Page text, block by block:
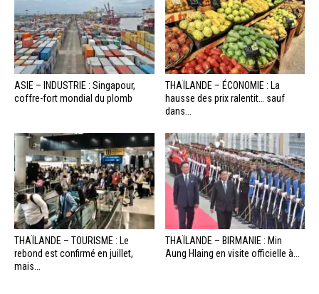
ASIE – INDUSTRIE : Singapour,
coffre-fort mondial du plomb
THAÏLANDE – ÉCONOMIE : La
hausse des prix ralentit… sauf
dans...
THAÏLANDE – TOURISME : Le
rebond est confirmé en juillet,
mais...
THAÏLANDE – BIRMANIE : Min
Aung Hlaing en visite officielle à...